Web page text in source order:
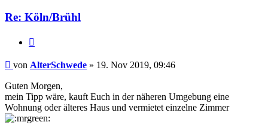
Re: Köln/Brühl
Beitrag
von AlterSchwede » 19. Nov 2019, 09:46
Guten Morgen,
mein Tipp wäre, kauft Euch in der näheren Umgebung eine
Wohnung oder älteres Haus und vermietet einzelne Zimmer